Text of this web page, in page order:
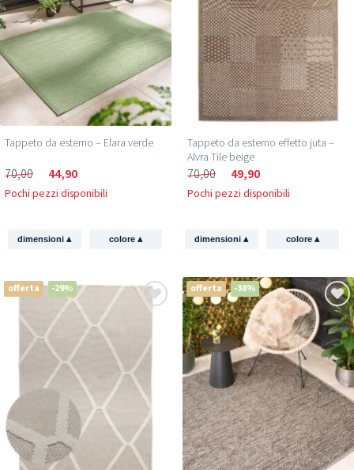
Tappeto da esterno – Elara verde
70,00 44,90
Pochi pezzi disponibili
dimensioni▴ colore ▴
Tappeto da esterno effetto juta –
Alvra Tile beige
70,00 49,90
Pochi pezzi disponibili
dimensioni▴ colore ▴
offerta -29% offerta -38%